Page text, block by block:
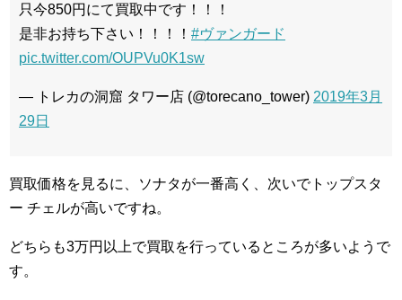
只今850円にて買取中です！！！
是非お持ち下さい！！！！ #ヴァンガード
pic.twitter.com/OUPVu0K1sw
— トレカの洞窟 タワー店 (@torecano_tower) 2019年3月
29日
買取価格を見るに、ソナタが一番高く、次いでトップスタ
ー チェルが高いですね。
どちらも3万円以上で買取を行っているところが多いようで
す。